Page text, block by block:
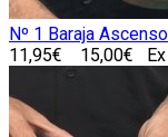
Nº 1 Baraja
11,95€
15,00€